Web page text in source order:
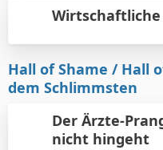
r
ä
g
e
t
r
ä
g
t
B
e
t
r
ä
g
Hall of Shame / Hall
dem Schlimmsten
Der Ärzte-
nicht hingeht